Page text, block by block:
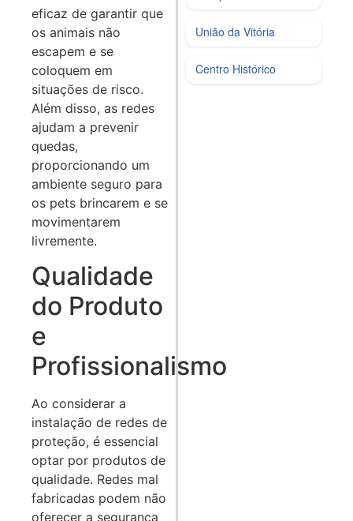
eficaz de garantir que
os animais não
escapem e se
coloquem em
situações de risco.
Além disso, as redes
ajudam a prevenir
quedas,
proporcionando um
ambiente seguro para
os pets brincarem e se
movimentarem
livremente.
Qualidade
do Produto
e
Profissionalismo
Ao considerar a
instalação de redes de
proteção, é essencial
optar por produtos de
qualidade. Redes mal
fabricadas podem não
oferecer a segurança
União da Vitória
Centro Histórico